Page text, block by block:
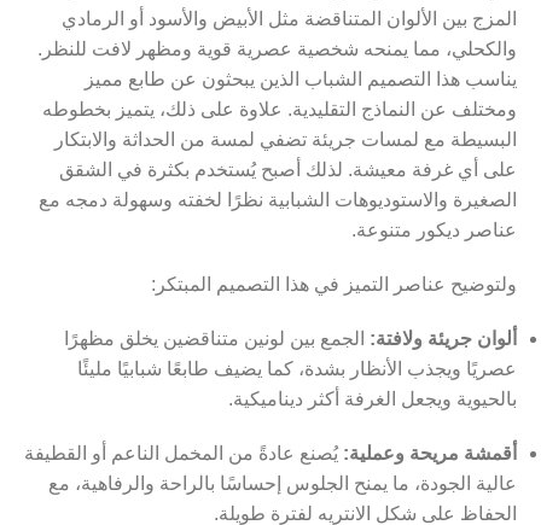
المزج بين الألوان المتناقضة مثل الأبيض والأسود أو الرمادي
والكحلي، مما يمنحه شخصية عصرية قوية ومظهر لافت للنظر.
يناسب هذا التصميم الشباب الذين يبحثون عن طابع مميز
ومختلف عن النماذج التقليدية. علاوة على ذلك، يتميز بخطوطه
البسيطة مع لمسات جريئة تضفي لمسة من الحداثة والابتكار
على أي غرفة معيشة. لذلك أصبح يُستخدم بكثرة في الشقق
الصغيرة والاستوديوهات الشبابية نظرًا لخفته وسهولة دمجه مع
عناصر ديكور متنوعة.
ولتوضيح عناصر التميز في هذا التصميم المبتكر:
ألوان جريئة ولافتة: الجمع بين لونين متناقضين يخلق مظهرًا
عصريًا ويجذب الأنظار بشدة، كما يضيف طابعًا شبابيًا مليئًا
بالحيوية ويجعل الغرفة أكثر ديناميكية.
أقمشة مريحة وعملية: يُصنع عادةً من المخمل الناعم أو القطيفة
عالية الجودة، ما يمنح الجلوس إحساسًا بالراحة والرفاهية، مع
الحفاظ على شكل الانتريه لفترة طويلة.